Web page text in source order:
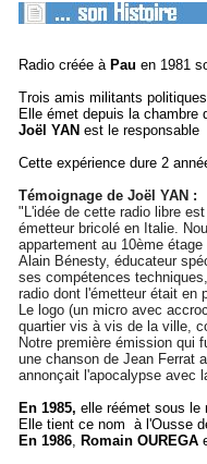
Radio créée à Pau en 1981
Trois amis militants
Elle émet depuis la chambre
Joël YAN est le responsable
Cette expérience dure 2
Témoignage de Joël YAN :
"L'idée de cette radio libre
émetteur bricolé en Italie.
appartement au 10ème
Alain Bénesty, éducateur
ses compétences
radio dont l'émetteur était
Le logo (un micro avec
quartier vis à vis de la ville,
Notre première émission qui
une chanson de Jean Ferrat
annonçait l'apocalypse avec
En 1985, elle réémet sous le
Elle tient ce nom à l'Ousse
En 1986, Romain OUREGA